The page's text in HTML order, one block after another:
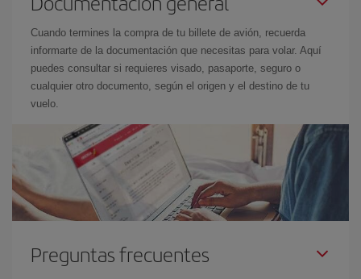
Cuando termines la compra de tu billete de avión, recuerda
informarte de la documentación que necesitas para volar. Aquí
puedes consultar si requieres visado, pasaporte, seguro o
cualquier otro documento, según el origen y el destino de tu
vuelo.
Preguntas frecuentes